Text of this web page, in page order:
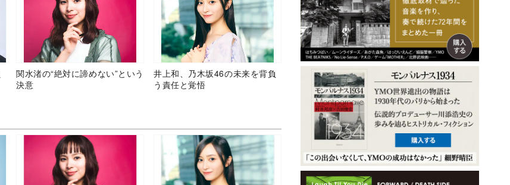
関水渚の“絶対に諦めない”という
決意
井上和、乃木坂46の未来を背負
う責任と覚悟